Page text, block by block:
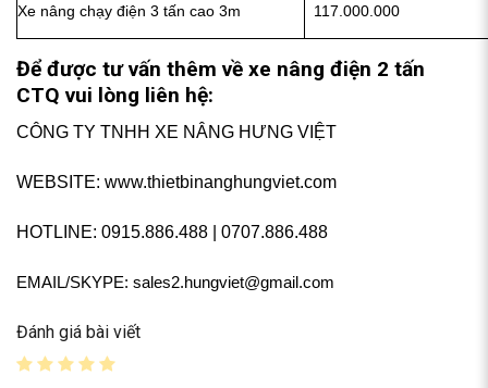
Xe nâng chạy điện 3 tấn cao 3m 117.000.000
Để được tư vấn thêm về xe nâng điện 2 tấn
CTQ vui lòng liên hệ:
CÔNG TY TNHH XE NÂNG HƯNG VIỆT
WEBSITE: www.thietbinanghungviet.com
HOTLINE: 0915.886.488 | 0707.886.488
EMAIL/SKYPE: sales2.hungviet@gmail.com
Đánh giá bài viết